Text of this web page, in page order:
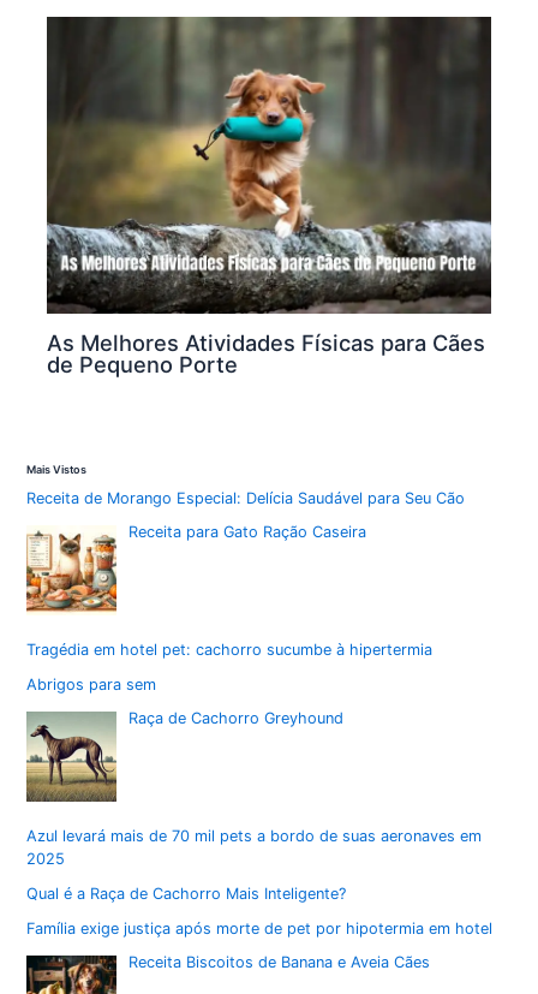
As Melhores Atividades Físicas para Cães
de Pequeno Porte
Mais Vistos
Receita de Morango Especial: Delícia Saudável para Seu Cão
Receita para Gato Ração Caseira
Tragédia em hotel pet: cachorro sucumbe à hipertermia
Abrigos para sem
Raça de Cachorro Greyhound
Azul levará mais de 70 mil pets a bordo de suas aeronaves em
2025
Qual é a Raça de Cachorro Mais Inteligente?
Família exige justiça após morte de pet por hipotermia em hotel
Receita Biscoitos de Banana e Aveia Cães